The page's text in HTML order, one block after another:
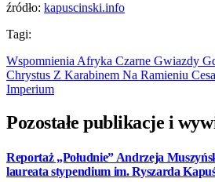
źródło: kapuscinski.info
Tagi:
Wspomnienia Afryka Czarne Gwiazdy
Chrystus Z Karabinem Na Ramieniu
Imperium
Pozostałe publikacje i
Reportaż „Południe” Andrzeja
laureata stypendium im. Ryszarda